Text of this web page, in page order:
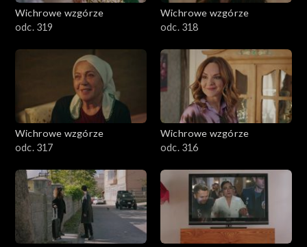
Wichrowe wzgórze
odc. 319
Wichrowe wzgórze
odc. 318
Wichrowe wzgórze
odc. 317
Wichrowe wzgórze
odc. 316